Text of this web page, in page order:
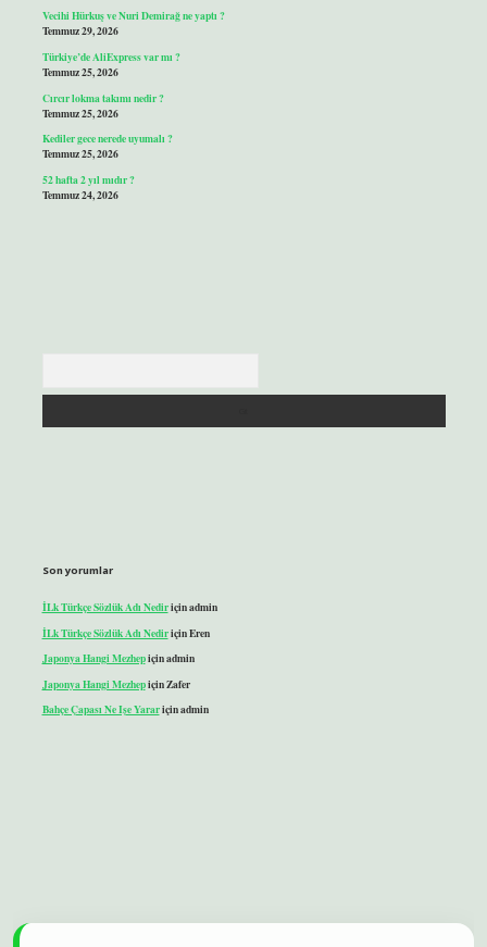
Vecihi Hürkuş ve Nuri Demirağ ne yaptı ?
Temmuz 29, 2026
Türkiye’de AliExpress var mı ?
Temmuz 25, 2026
Cırcır lokma takımı nedir ?
Temmuz 25, 2026
Kediler gece nerede uyumalı ?
Temmuz 25, 2026
52 hafta 2 yıl mıdır ?
Temmuz 24, 2026
Son yorumlar
İLk Türkçe Sözlük Adı Nediriçinadmin
İLk Türkçe Sözlük Adı NediriçinEren
Japonya Hangi Mezhepiçinadmin
Japonya Hangi MezhepiçinZafer
Bahçe Çapası Ne Işe Yarariçinadmin